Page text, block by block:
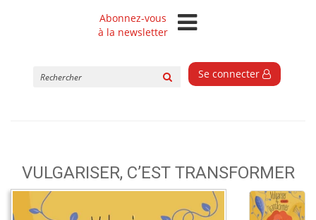
Abonnez-vous
à la newsletter
Se connecter
VULGARISER, C’EST TRANSFORMER